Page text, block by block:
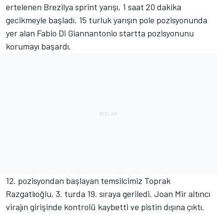
ertelenen Brezilya sprint yarışı, 1 saat 20 dakika
gecikmeyle başladı. 15 turluk yarışın pole pozisyonunda
yer alan Fabio Di Giannantonio startta pozisyonunu
korumayı başardı.
12. pozisyondan başlayan temsilcimiz Toprak
Razgatlıoğlu, 3. turda 19. sıraya geriledi. Joan Mir altıncı
virajın girişinde kontrolü kaybetti ve pistin dışına çıktı.